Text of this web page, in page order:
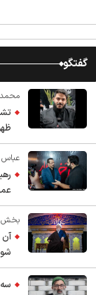
گفتگو
محمد
گفت
عباس
عقیق:
بخش
باآن